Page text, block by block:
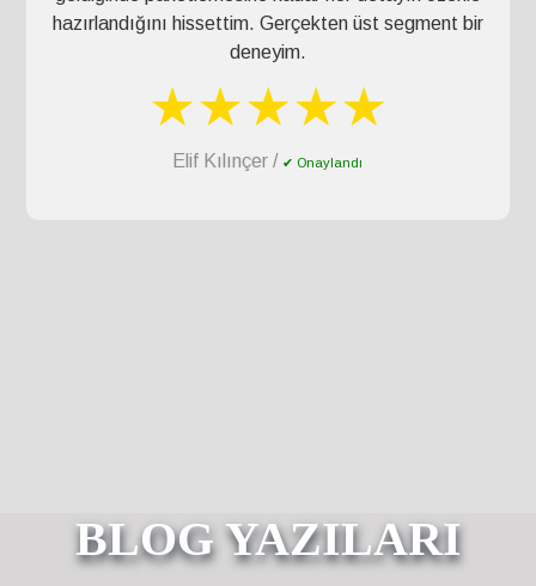
hazırlandığını hissettim. Gerçekten üst segment bir
deneyim.
★★★★★
Elif Kılınçer / ✔ Onaylandı
BLOG YAZILARI